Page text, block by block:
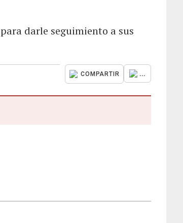
darle seguimiento a sus
COMPARTIR ...